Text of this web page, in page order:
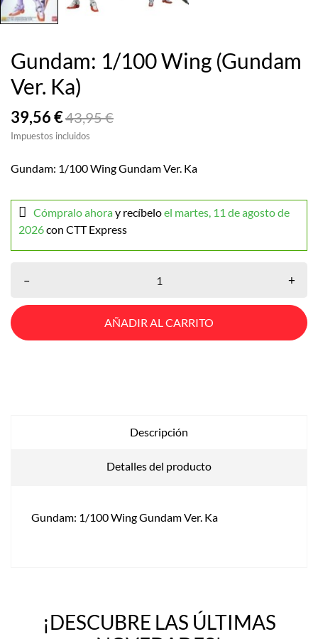
Gundam: 1/100 Wing (Gundam
Ver. Ka)
39,56 €43,95 €
Impuestos incluidos
Gundam: 1/100 Wing Gundam Ver. Ka
Cómpralo ahoray recíbeloel martes, 11 de agosto de
2026con CTT Express
– +
AÑADIR AL CARRITO
Descripción
Detalles del producto
Gundam: 1/100 Wing Gundam Ver. Ka
¡DESCUBRE LAS ÚLTIMAS